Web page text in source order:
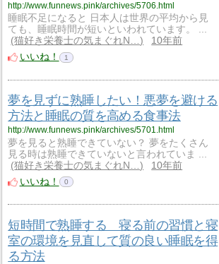
http://www.funnews.pink/archives/5706.html
睡眠不足になると 日本人は世界の平均から見
ても、睡眠時間が短いといわれています。 ...
猫好き栄養士の気まぐれN…
10年前
いいね！
1
夢を見ずに熟睡したい！悪夢を避ける
方法と睡眠の質を高める食事法
http://www.funnews.pink/archives/5701.html
夢を見ると熟睡できていない？ 夢をたくさん
見る時は熟睡できていないと言われていま ...
猫好き栄養士の気まぐれN…
10年前
いいね！
0
短時間で熟睡する 寝る前の習慣と寝
室の環境を見直して質の良い睡眠を得
る方法